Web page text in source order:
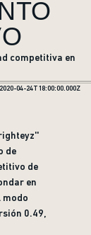
competitiva en
2020-04-24T18:00:00.000Z
de
de
en
modo
0.49,